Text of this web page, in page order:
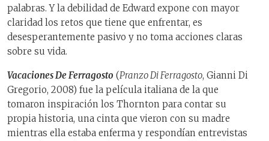
palabras. Y la debilidad de Edward expone con mayor
claridad los retos que tiene que enfrentar, es
desesperantemente pasivo y no toma acciones claras
sobre su vida.
Vacaciones De Ferragosto (Pranzo Di Ferragosto, Gianni Di
Gregorio, 2008) fue la película italiana de la que
tomaron inspiración los Thornton para contar su
propia historia, una cinta que vieron con su madre
mientras ella estaba enferma y respondían entrevistas